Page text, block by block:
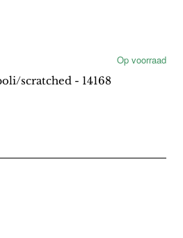
Op voorraad
scratched - 14168